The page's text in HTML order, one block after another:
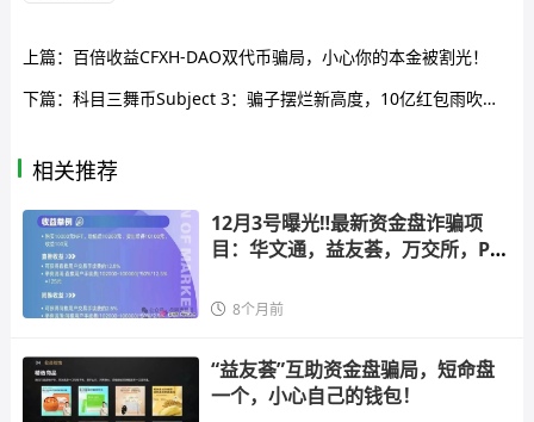
上篇： 百倍收益CFXH-DAO双代币骗局，小心你的本金被割光！
下篇： 科目三舞币Subject 3：骗子摆烂新高度，10亿红包雨吹破区块链牛皮！
相关推荐
12月3号曝光‼️最新资金盘诈骗项
目：华文通，益友荟，万交所，Pal
8个月前
“益友荟”互助资金盘骗局，短命盘
一个，小心自己的钱包！